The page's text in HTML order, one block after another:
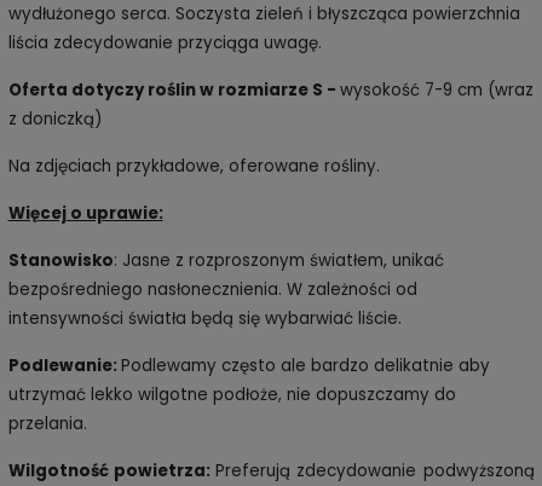
wydłużonego serca. Soczysta zieleń i błyszcząca powierzchnia
liścia zdecydowanie przyciąga uwagę.
Oferta dotyczy roślin w rozmiarze S - wysokość 7-9 cm (wraz
z doniczką)
Na zdjęciach przykładowe, oferowane rośliny.
Więcej o uprawie:
Stanowisko: Jasne z rozproszonym światłem, unikać
bezpośredniego nasłonecznienia. W zależności od
intensywności światła będą się wybarwiać liście.
Podlewanie: Podlewamy często ale bardzo delikatnie aby
utrzymać lekko wilgotne podłoże, nie dopuszczamy do
przelania.
Wilgotność powietrza: Preferują zdecydowanie podwyższoną